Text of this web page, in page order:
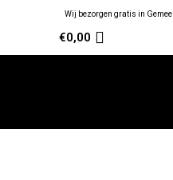
Wij bezorgen gratis in
€0,00